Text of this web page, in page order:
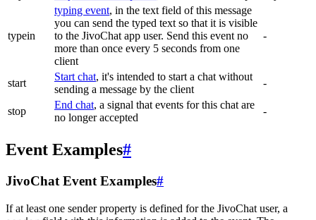
typein
typing event, in the text field of this message
you can send the typed text so that it is visible
to the JivoChat app user. Send this event no
more than once every 5 seconds from one
client
-
start
Start chat, it's intended to start a chat without
sending a message by the client
-
stop
End chat, a signal that events for this chat are
no longer accepted
-
Event Examples#
JivoChat Event Examples#
If at least one sender property is defined for the JivoChat user, a